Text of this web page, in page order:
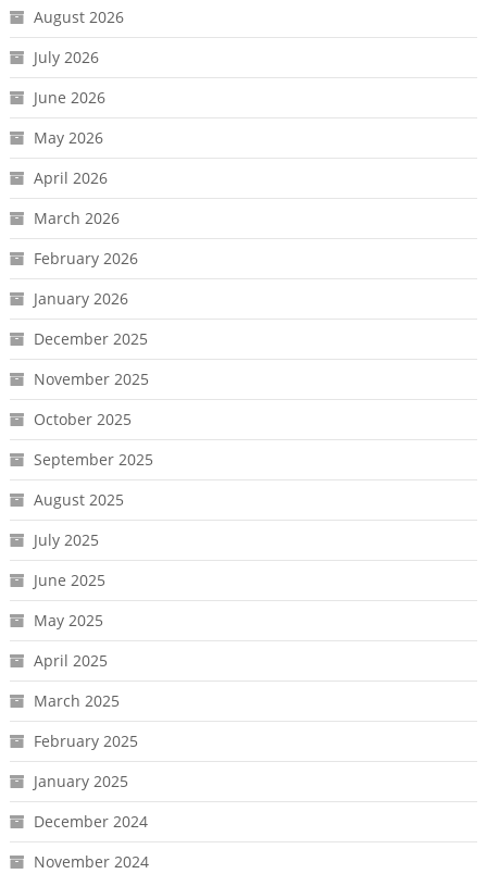
August 2026
July 2026
June 2026
May 2026
April 2026
March 2026
February 2026
January 2026
December 2025
November 2025
October 2025
September 2025
August 2025
July 2025
June 2025
May 2025
April 2025
March 2025
February 2025
January 2025
December 2024
November 2024